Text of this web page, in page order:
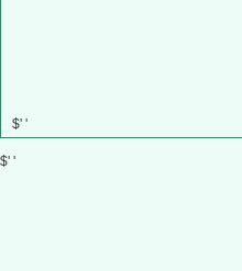
$' '
$' '